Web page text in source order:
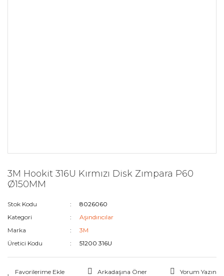
3M Hookit 316U Kırmızı Disk Zımpara P60
Ø150MM
Stok Kodu
8026060
Kategori
Aşındırıcılar
Marka
3M
Üretici Kodu
51200 316U
Arkadaşına Öner Yorum Yazın